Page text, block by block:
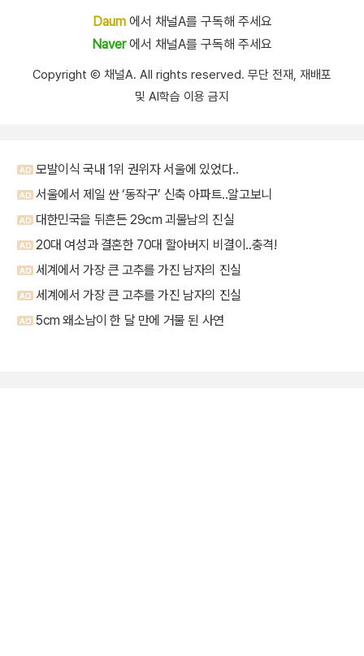
Daum에서 채널A를 구독해 주세요
Naver에서 채널A를 구독해 주세요
Copyright Ⓒ 채널A. All rights reserved. 무단 전재, 재배포
및 AI학습 이용 금지